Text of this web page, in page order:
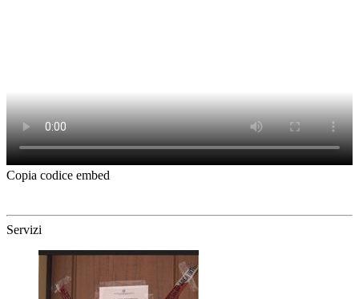
Copia codice embed
Servizi